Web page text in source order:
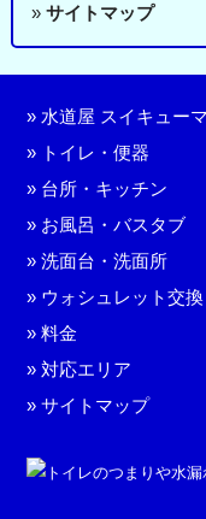
» サイトマップ
» 水道屋 スイキュー
» トイレ・便器
» 台所・キッチン
» お風呂・バスタブ
»洗面台・洗面所
» ウォシュレット交換
»料金
»対応エリア
»サイトマップ